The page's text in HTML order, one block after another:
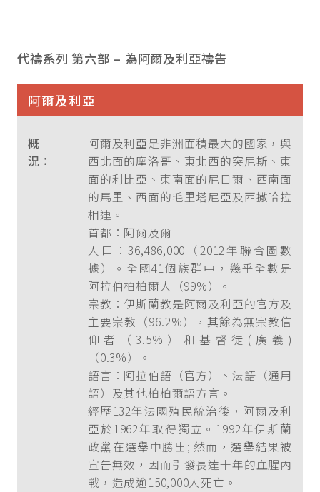
代禱系列 第六部 – 為阿爾及利亞禱告
阿爾及利亞
概
況：
阿爾及利亞是非洲面積最大的國家，與
西北面的摩洛哥、東北西的突尼斯、東
面的利比亞、東南面的尼日爾、西南面
的馬里、西面的毛里塔尼亞及西撒哈拉
相連。
首都：阿爾及爾
人口：36,486,000（2012年聯合圖數
據）。全國41個族群中，幾乎全數是
阿拉伯柏柏爾人（99%）。
宗教：伊斯蘭教是阿爾及利亞的官方及
主要宗教（96.2%），其餘為無宗教信
仰者（3.5%）和基督徒(廣義)
（0.3%）。
語言：阿拉伯語（官方）、法語（通用
語）及其他柏柏爾語方言。
經歷132年法國殖民統治後，阿爾及利
亞於1962年取得獨立。1992年伊斯蘭
政黨在選舉中勝出; 然而，選舉結果被
宣告無效，因而引發長達十年的血腥內
戰，造成逾150,000人死亡。